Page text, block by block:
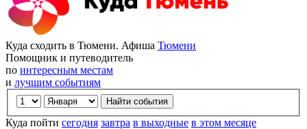
Куда сходить в Тюмени. Афиша Тюмени
Помощник и путеводитель
по интересным местам
и лучшим событиям
Куда пойти сегодня завтра в выходные в этом месяце